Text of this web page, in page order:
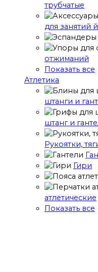
трубчатые
для занятий
отжиманий
Показать все
Атлетика
штанги и
штанг и
Рукоятки,
Гири
атлетические
Показать все